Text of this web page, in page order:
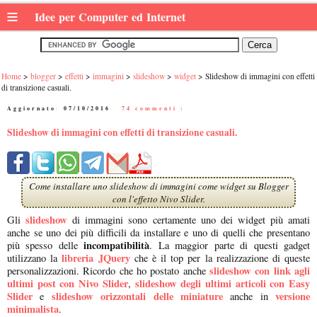
≡ Idee per Computer ed Internet
Home blogger effetti immagini slideshow widget
Slideshow di immagini con effetti
di transizione casuali.
Aggiornato: 07/10/2016 74 commenti :
Slideshow di immagini con effetti di transizione casuali.
Come installare uno slideshow di immagini come widget su Blogger
con l'effetto Nivo Slider.
Glislideshow di immagini sono certamente uno dei widget più amati
anche se uno dei più difficili da installare e uno di quelli che presentano
più spesso delleincompatibilità. La maggior parte di questi gadget
utilizzano lalibreria JQueryche è il top per la realizzazione di queste
personalizzazioni. Ricordo che ho postato anche slideshow con link agli
ultimi post con Nivo Slider, slideshow degli ultimi articoli con Easy
Slidere slideshow orizzontali delle miniatureanche in versione
minimalista.